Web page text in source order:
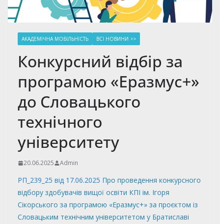
АКАДЕМІЧНА МОБІЛЬНІСТЬ ВСІ НОВИНИ >>
Конкурсний відбір за
програмою «Еразмус+»
до Словацького
технічного
університету
20.06.2025 Admin
РП_239_25 від 17.06.2025 Про проведення конкурсного
відбору здобувачів вищої освіти КПІ ім. Ігоря
Сікорського за програмою «Еразмус+» за проєктом із
Словацьким технічним університетом у Братиславі